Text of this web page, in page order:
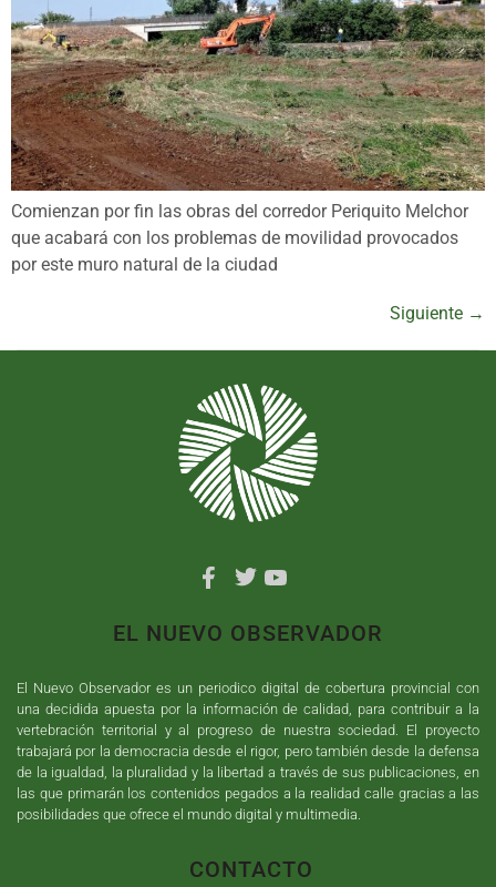
Comienzan por fin las obras del corredor Periquito Melchor
que acabará con los problemas de movilidad provocados
por este muro natural de la ciudad
Siguiente →
EL NUEVO OBSERVADOR
El Nuevo Observador es un periodico digital de cobertura provincial con
una decidida apuesta por la información de calidad, para contribuir a la
vertebración territorial y al progreso de nuestra sociedad. El proyecto
trabajará por la democracia desde el rigor, pero también desde la defensa
de la igualdad, la pluralidad y la libertad a través de sus publicaciones, en
las que primarán los contenidos pegados a la realidad calle gracias a las
posibilidades que ofrece el mundo digital y multimedia.
CONTACTO